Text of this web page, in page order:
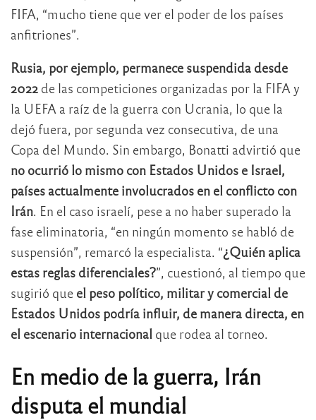
FIFA, “mucho tiene que ver el poder de los países
anfitriones”.
Rusia, por ejemplo, permanece suspendida desde
2022 de las competiciones organizadas por la FIFA y
la UEFA a raíz de la guerra con Ucrania, lo que la
dejó fuera, por segunda vez consecutiva, de una
Copa del Mundo. Sin embargo, Bonatti advirtió que
no ocurrió lo mismo con Estados Unidos e Israel,
países actualmente involucrados en el conflicto con
Irán. En el caso israelí, pese a no haber superado la
fase eliminatoria, “en ningún momento se habló de
suspensión”, remarcó la especialista. “¿Quién aplica
estas reglas diferenciales?”, cuestionó, al tiempo que
sugirió que el peso político, militar y comercial de
Estados Unidos podría influir, de manera directa, en
el escenario internacional que rodea al torneo.
En medio de la guerra, Irán
disputa el mundial